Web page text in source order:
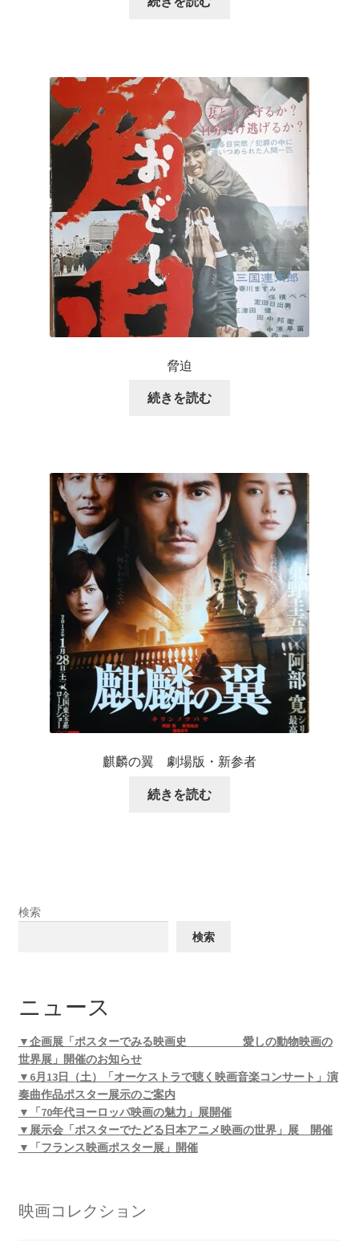
脅迫
続きを読む
麒麟の翼 劇場版・新参者
続きを読む
検索
検索
ニュース
▼企画展「ポスターでみる映画史 愛しの動物映画の
世界展」開催のお知らせ
▼6月13日（土）「オーケストラで聴く映画音楽コンサート」演
奏曲作品ポスター展示のご案内
▼「70年代ヨーロッパ映画の魅力」展開催
▼展示会「ポスターでたどる日本アニメ映画の世界」展 開催
▼「フランス映画ポスター展」開催
映画コレクション